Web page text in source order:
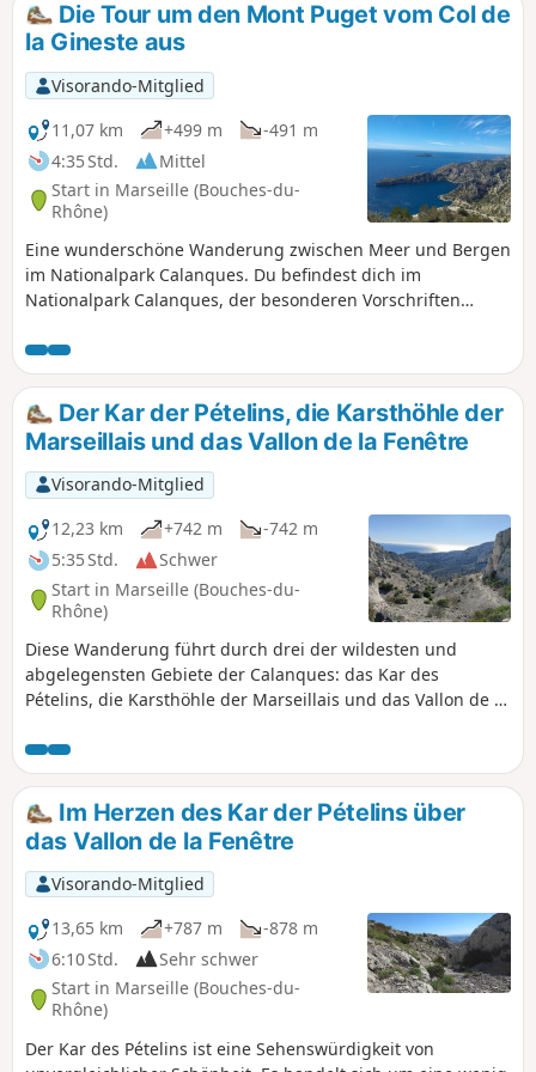
Die Tour um den Mont Puget vom Col de
la Gineste aus
Visorando-Mitglied
11,07 km
+499 m
-491 m
4:35 Std.
Mittel
Start in Marseille (Bouches-du-
Rhône)
Eine wunderschöne Wanderung zwischen Meer und Bergen
im Nationalpark Calanques. Du befindest dich im
Nationalpark Calanques, der besonderen Vorschriften
bis zu 1500 €.
Der Kar der Pételins, die Karsthöhle der
Marseillais und das Vallon de la Fenêtre
Visorando-Mitglied
12,23 km
+742 m
-742 m
5:35 Std.
Schwer
Start in Marseille (Bouches-du-
Rhône)
Diese Wanderung führt durch drei der wildesten und
abgelegensten Gebiete der Calanques: das Kar des
Pételins, die Karsthöhle der Marseillais und das Vallon de la
besonderen Vorschriften unterliegt. Bei Nichtbeachtung
dieser Vorschriften droht Ihnen eine Geldstrafe von bis zu
1500 €. Bitte beachten Sie die Warnhinweise in den
praktischen Informationen.
Im Herzen des Kar der Pételins über
das Vallon de la Fenêtre
Visorando-Mitglied
13,65 km
+787 m
-878 m
6:10 Std.
Sehr schwer
Start in Marseille (Bouches-du-
Rhône)
Der Kar des Pételins ist eine Sehenswürdigkeit von